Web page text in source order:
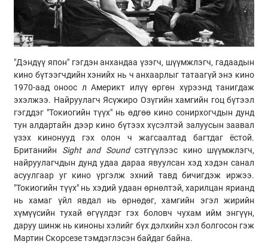
"Дэндүү япон" гэгдэн анхандаа үзэгч, шүүмжлэгч, гадаадын
кино бүтээгчдийн хэнийх нь ч анхаарлыг татаагүй энэ кино
1970-аад оноос л Америкт илүү өргөн хүрээнд танигдаж
эхэлжээ. Найруулагч Ясүжиро Озүгийн хамгийн гоц бүтээл
гэгддэг "Токиогийн түүх" нь өдгөө кино сонирхогчдын дунд
тун алдартайн дээр кино бүтээх хүсэлтэй залуусын заавал
үзэх кинонууд гэх олон ч жагсаалтад багтдаг ёстой.
Британийн Sight and Soundсэтгүүлээс кино шүүмжлэгч,
найруулагчдын дунд удаа дараа явуулсан хэд хэдэн санал
асуулгаар уг кино үргэлж эхний тавд бичигдэж иржээ.
"Токиогийн түүх" нь хэдий удаан өрнөлтэй, харилцан ярианд
нь хамаг үйл явдал нь өрнөдөг, хамгийн эгэл жирийн
хүмүүсийн тухай өгүүлдэг гэх боловч чухам ийм энгүүн,
даруу шинж нь киноны хэлийг бүх дэлхийн хэл болгосон гэж
Мартин Скорсезе тэмдэглэсэн байдаг байна.